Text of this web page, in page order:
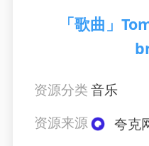
「歌曲」
资源分类音乐
资源来源
夸克